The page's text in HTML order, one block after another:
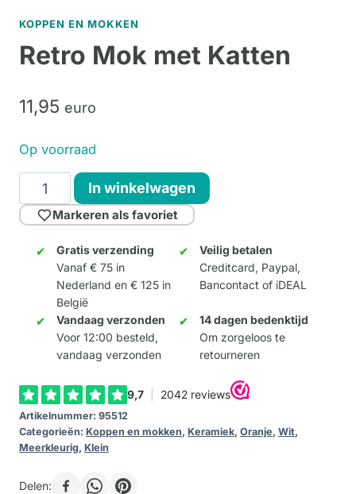
KOPPEN EN MOKKEN
Retro Mok met Katten
11,95 euro
Op voorraad
Retro
Mok
met
Katten
aantal
In winkelwagen
Markeren als favoriet
Gratis verzending
Vanaf € 75 in
Nederland en € 125 in
België
Veilig betalen
Creditcard, Paypal,
Bancontact of iDEAL
Vandaag verzonden
Voor 12:00 besteld,
vandaag verzonden
14 dagen bedenktijd
Om zorgeloos te
retourneren
Artikelnummer: 95512
Categorieën: Koppen en mokken, Keramiek, Oranje, Wit,
Meerkleurig, Klein
Delen: